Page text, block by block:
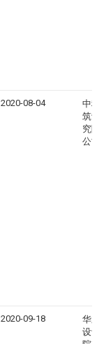
2020-08-04
中科
筑设
究院
公司
2020-09-18
华东
设计